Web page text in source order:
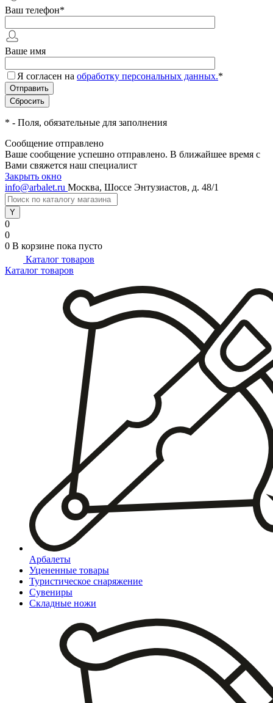
Ваш телефон*
Ваше имя
Я согласен на обработку персональных данных.*
* - Поля, обязательные для заполнения
Сообщение отправлено
Ваше сообщение успешно отправлено. В ближайшее время с
Вами свяжется наш специалист
Закрыть окно
info@arbalet.ru Москва, Шоссе Энтузиастов, д. 48/1
0
0
0 В корзине пока пусто
Каталог товаров
Каталог товаров
Арбалеты
Уцененные товары
Туристическое снаряжение
Сувениры
Складные ножи